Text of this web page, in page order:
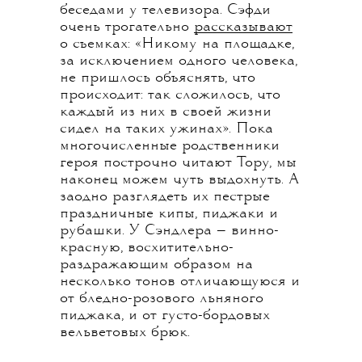
беседами у телевизора. Сэфди
очень трогательно рассказывают
о съемках: «Никому на площадке,
за исключением одного человека,
не пришлось объяснять, что
происходит: так сложилось, что
каждый из них в своей жизни
сидел на таких ужинах». Пока
многочисленные родственники
героя построчно читают Тору, мы
наконец можем чуть выдохнуть. А
заодно разглядеть их пестрые
праздничные кипы, пиджаки и
рубашки. У Сэндлера — винно-
красную, восхитительно-
раздражающим образом на
несколько тонов отличающуюся и
от бледно-розового льняного
пиджака, и от густо-бордовых
вельветовых брюк.